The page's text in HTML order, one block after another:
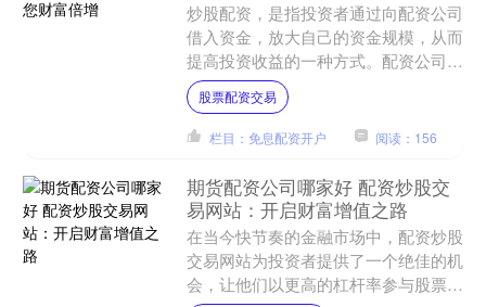
炒股配资，是指投资者通过向配资公司
借入资金，放大自己的资金规模，从而
提高投资收益的一种方式。配资公司提
供杠杆，投资者可以根据自己的风险承
受能力选择不同的杠杆倍数....
股票配资交易
栏目：免息配资开户 阅读：156
期货配资公司哪家好 配资炒股交
易网站：开启财富增值之路
在当今快节奏的金融市场中，配资炒股
交易网站为投资者提供了一个绝佳的机
会，让他们以更高的杠杆率参与股票交